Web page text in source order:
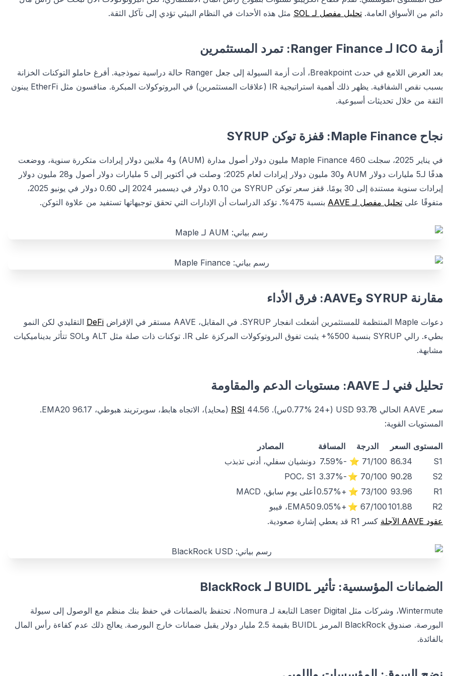
دائم من الأسواق العامة. تحليل مفصل لـ SOL مثل هذه الأحداث في النظام البيئي تؤدي إلى تآكل الثقة.
أزمة ICO لـ Ranger Finance: تمرد المستثمرين
بعد العرض اللامع في حدث Breakpoint، أدت أزمة السيولة إلى جعل Ranger حالة دراسية نموذجية. أفرغ حاملو التوكنات الخزانة
بسبب نقص الشفافية. يظهر ذلك أهمية استراتيجية IR (علاقات المستثمرين) في البروتوكولات المبكرة. منافسون مثل EtherFi يبنون
الثقة من خلال تحديثات أسبوعية.
نجاح Maple Finance: قفزة توكن SYRUP
في يناير 2025، سجلت Maple Finance 460 مليون دولار أصول مدارة (AUM) و4 ملايين دولار إيرادات متكررة سنوية، ووضعت
هدفًا لـ5 مليارات دولار AUM و30 مليون دولار إيرادات لعام 2025؛ وصلت في أكتوبر إلى 5 مليارات دولار أصول و28 مليون دولار
إيرادات سنوية مستندة إلى 30 يومًا. قفز سعر توكن SYRUP من 0.10 دولار في ديسمبر 2024 إلى 0.60 دولار في يونيو 2025،
متفوقًا على تحليل مفصل لـ AAVE بنسبة 475%. تؤكد الدراسات أن الإدارات التي تحقق توجيهاتها تستفيد من علاوة التوكن.
مقارنة SYRUP وAAVE: فرق الأداء
دعوات Maple المنتظمة للمستثمرين أشعلت انفجار SYRUP. في المقابل، AAVE مستقر في الإقراض DeFi التقليدي لكن النمو
بطيء. رالي SYRUP بنسبة 500%+ يثبت تفوق البروتوكولات المركزة على IR. توكنات ذات صلة مثل ALT وSOL تتأثر بديناميكيات
مشابهة.
تحليل فني لـ AAVE: مستويات الدعم والمقاومة
سعر AAVE الحالي 93.78 USD (+0.77% 24س). RSI
44.56 (محايد)، الاتجاه هابط، سوبرتريند هبوطي، EMA20 96.17.
المستويات القوية:
المستوى السعر الدرجة المسافة
المصادر
S1
86.34
71/100 ⭐
-7.59%
دونشيان سفلي، أدنى تذبذب
S2
90.28
70/100 ⭐
-3.37%
POC، S1
R1
93.96
73/100 ⭐
+0.57%
أعلى يوم سابق، MACD
R2
101.88
67/100 ⭐
+9.05%
EMA50، فيبو
عقود AAVE الآجلة
كسر R1 قد يعطي إشارة صعودية.
الضمانات المؤسسية: تأثير BUIDL لـ BlackRock
Wintermute، وشركات مثل Laser Digital التابعة لـ Nomura، تحتفظ بالضمانات في حفظ بنك منظم مع الوصول إلى سيولة
البورصة. صندوق BlackRock المرمز BUIDL بقيمة 2.5 مليار دولار يقبل ضمانات خارج البورصة. يعالج ذلك عدم كفاءة رأس المال
بالفائدة.